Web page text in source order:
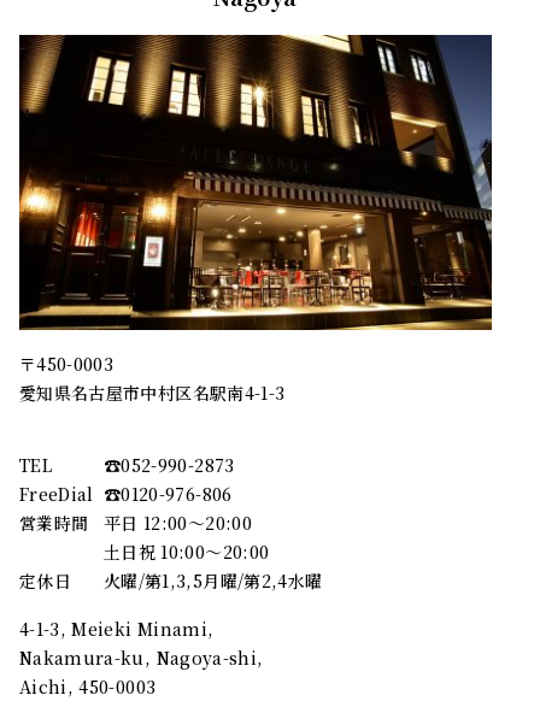
〒450-0003
愛知県名古屋市中村区名駅南4-1-3
TEL
☎︎052-990-2873
FreeDial ☎︎0120-976-806
営業時間
平日 12:00～20:00
土日祝 10:00～20:00
定休日
火曜/第1,3,5月曜/第2,4水曜
4-1-3, Meieki Minami,
Nakamura-ku, Nagoya-shi,
Aichi, 450-0003